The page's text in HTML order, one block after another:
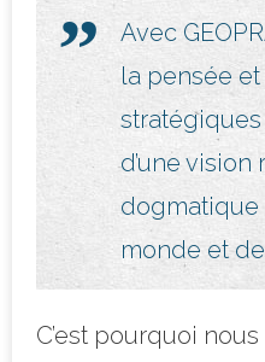
Avec
la pensée et
d’une vision
monde et
C’est pourquoi